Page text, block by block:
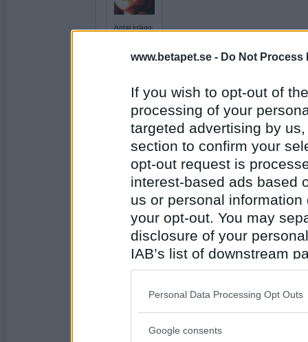
www.betapet.se - Do Not Process
If you wish to opt-out of
processing of your
targeted advertising by
section to confirm your
opt-out request is
interest-based ads based
us or personal
your opt-out. You may
disclosure of your
IAB’s list of downstream
also be disclosed by us
Downstream Participants
Please note that this
Personal Data Processing Opt Outs
Google consents
Antal inlägg:
Antal inlägg:
Pajbiten- Ej medlem längre
Antal inlägg: 900
Näsblod